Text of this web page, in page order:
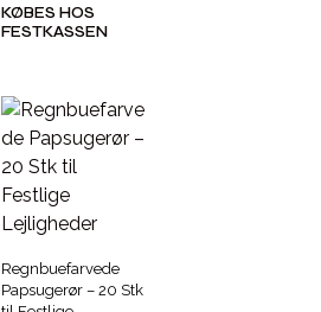
KØBES HOS
FESTKASSEN
Regnbuefarvede
Papsugerør – 20 Stk